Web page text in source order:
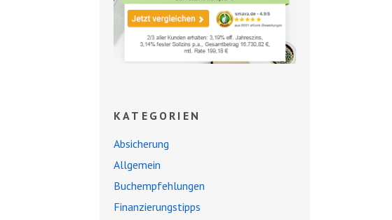
KATEGORIEN
Absicherung
Allgemein
Buchempfehlungen
Finanzierungstipps